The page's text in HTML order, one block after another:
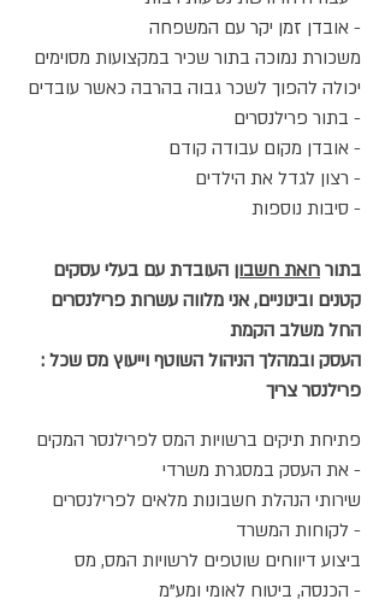
אובדן זמן יקר עם המשפחה -
משכורת נמוכה בתור שכיר במקצועות מסוימים
יכולה להפוך לשכר גבוה בהרבה כאשר עובדים
בתור פרילנסרים -
אובדן מקום עבודה קודם -
רצון לגדל את הילדים -
סיבות נוספות -
בתור רואת חשבון העובדת עם בעלי עסקים
קטנים ובינוניים, אני מלווה עשרות פרילנסרים
החל משלב הקמת
: העסק ובמהלך הניהול השוטף וייעוץ מס שכל
פרילנסר צריך
פתיחת תיקים ברשויות המס לפרילנסר המקים
את העסק במסגרת משרדי -
שירותי הנהלת חשבונות מלאים לפרילנסרים
לקוחות המשרד -
ביצוע דיווחים שוטפים לרשויות המס, מס
הכנסה, ביטוח לאומי ומע"מ -